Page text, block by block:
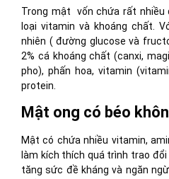
Trong mật vốn chứa rất nhiều
loại vitamin và khoáng chất.
nhiên ( đường glucose và
2% cá khoáng chất (canxi,
pho), phấn hoa, vitamin
protein.
Mật ong có béo
Mật có chứa nhiều vitamin,
làm kích thích quá trình trao
tăng sức đề kháng và ngăn